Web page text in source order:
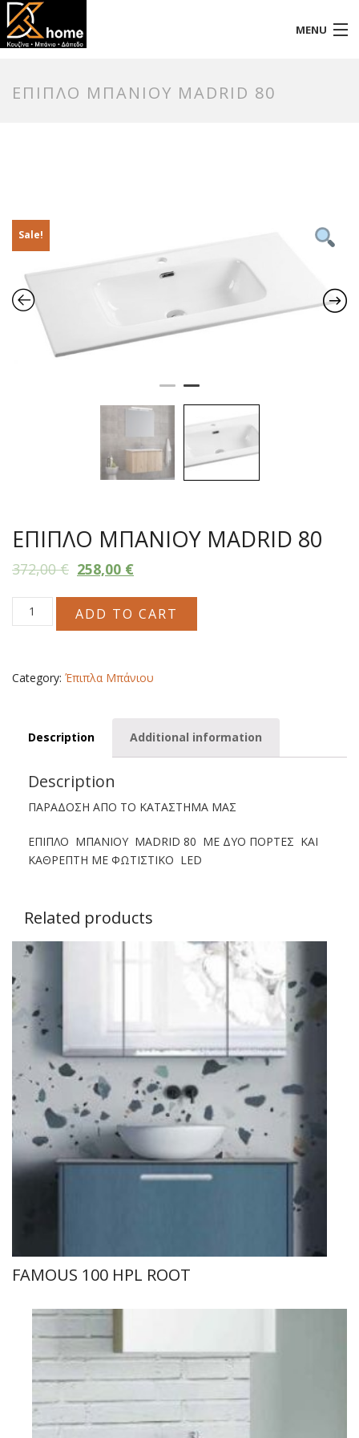
MENU
ΕΠΙΠΛΟ ΜΠΑΝΙΟΥ MADRID 80
Sale!
ΕΠΙΠΛΟ ΜΠΑΝΙΟΥ MADRID 80
372,00€ 258,00 €
ΕΠΙΠΛΟ
ΜΠΑΝΙΟΥ
quantity
ADD TO CART
Category: Έπιπλα Μπάνιου
Description Additional information
Description
ΠΑΡΑΔΟΣΗ ΑΠΟ ΤΟ ΚΑΤΑΣΤΗΜΑ ΜΑΣ
ΕΠΙΠΛΟ ΜΠΑΝΙΟΥ MADRID 80 ΜΕ ΔΥΟ ΠΟΡΤΕΣ ΚΑΙ
ΚΑΘΡΕΠΤΗ ΜΕ ΦΩΤΙΣΤΙΚΟ LED
Related products
FAMOUS 100 HPL ROOT